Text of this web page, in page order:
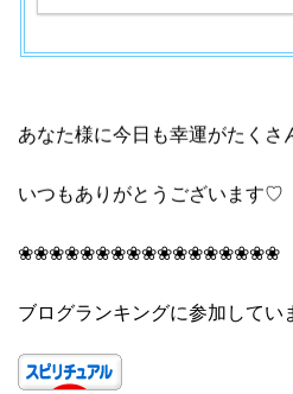
あなた様に今日も幸運がたく
いつもありがとうございます♡
❀❀❀❀❀❀❀❀❀❀❀❀❀❀❀❀❀
ブログランキングに参加してい